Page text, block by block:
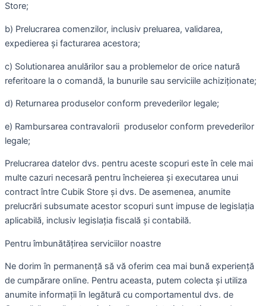
Store;
b) Prelucrarea comenzilor, inclusiv preluarea, validarea,
expedierea și facturarea acestora;
c) Solutionarea anulărilor sau a problemelor de orice natură
referitoare la o comandă, la bunurile sau serviciile achiziționate;
d) Returnarea produselor conform prevederilor legale;
e) Rambursarea contravalorii produselor conform prevederilor
legale;
Prelucrarea datelor dvs. pentru aceste scopuri este în cele mai
multe cazuri necesară pentru încheierea și executarea unui
contract între Cubik Store și dvs. De asemenea, anumite
prelucrări subsumate acestor scopuri sunt impuse de legislația
aplicabilă, inclusiv legislația fiscală și contabilă.
Pentru îmbunătățirea serviciilor noastre
Ne dorim în permanență să vă oferim cea mai bună experiență
de cumpărare online. Pentru aceasta, putem colecta și utiliza
anumite informații în legătură cu comportamentul dvs. de